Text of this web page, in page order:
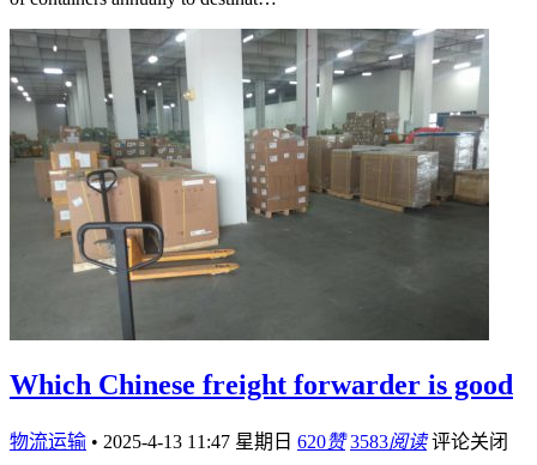
Which Chinese freight forwarder is good
物流运输 • 2025-4-13 11:47 星期日 620赞 3583阅读 评论关闭